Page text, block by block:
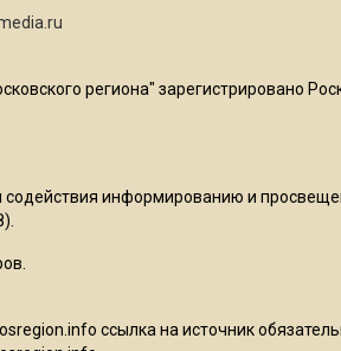
региона" зарегистрировано
информированию и
ссылка на источник